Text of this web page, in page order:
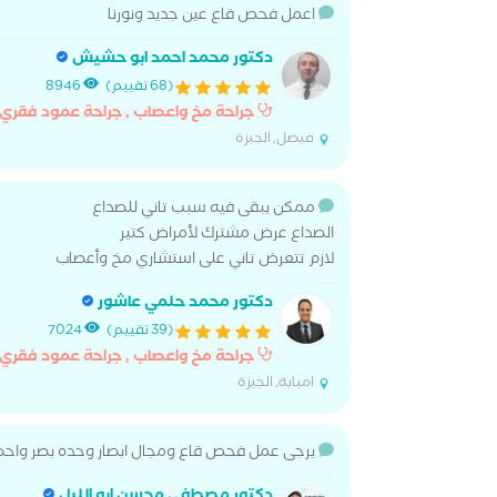
اعمل فحص قاع عين جديد ونورنا
دكتور محمد احمد ابو حشيش
(68 تقييم) 8946
جراحة مخ واعصاب , جراحة عمود فقري
فيصل, الجيزة
ممكن يبقى فيه سبب تاني للصداع
الصداع عرض مشترك لأمراض كتير
لازم تتعرض تاني على استشاري مخ وأعصاب
دكتور محمد حلمي عاشور
(39 تقييم) 7024
جراحة مخ واعصاب , جراحة عمود فقري
امبابة, الجيزة
يرجى عمل فحص قاع ومجال ابصار وحده بصر